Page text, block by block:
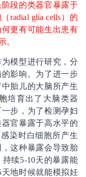
段的类器官暴露于
radial glia cells）的
更有可能生出患有
。
模型进行研究，分
影响。为了进一步
胎儿的大脑所产生
培育出了大脑类器
步，为了检测孕妇
官暴露于高水平的
染时白细胞所产生
这种暴露会导致胎
续5-10天的暴露能
地时候就能模拟妊